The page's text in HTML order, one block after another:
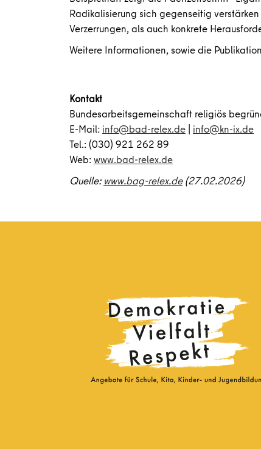
Radikalisierung sich gegenseitig
Verzerrungen, als auch konkrete
Weitere Informationen, sowie die
Kontakt
Bundesarbeitsgemeinschaft religiös
E-Mail: info@bad-relex.de | info@kn-ix.de
Tel.: (030) 921 262 89
Web:www.bad-relex.de
Quelle: www.bag-relex.de(27.02.2026)